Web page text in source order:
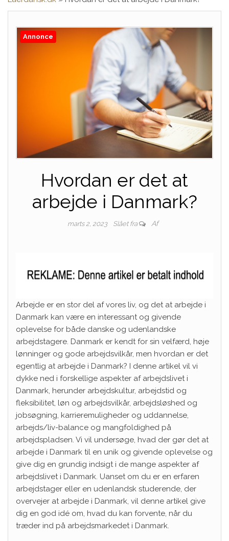
Annonce
Hvordan er det at
arbejde i Danmark?
marts 2, 2023 Slået fra Af
Arbejde er en stor del af vores liv, og det at arbejde i
Danmark kan være en interessant og givende
oplevelse for både danske og udenlandske
arbejdstagere. Danmark er kendt for sin velfærd, høje
lønninger og gode arbejdsvilkår, men hvordan er det
egentlig at arbejde i Danmark? I denne artikel vil vi
dykke ned i forskellige aspekter af arbejdslivet i
Danmark, herunder arbejdskultur, arbejdstid og
fleksibilitet, løn og arbejdsvilkår, arbejdsløshed og
jobsøgning, karrieremuligheder og uddannelse,
arbejds/liv-balance og mangfoldighed på
arbejdspladsen. Vi vil undersøge, hvad der gør det at
arbejde i Danmark til en unik og givende oplevelse og
give dig en grundig indsigt i de mange aspekter af
arbejdslivet i Danmark. Uanset om du er en erfaren
arbejdstager eller en udenlandsk studerende, der
overvejer at arbejde i Danmark, vil denne artikel give
dig en god idé om, hvad du kan forvente, når du
træder ind på arbejdsmarkedet i Danmark.